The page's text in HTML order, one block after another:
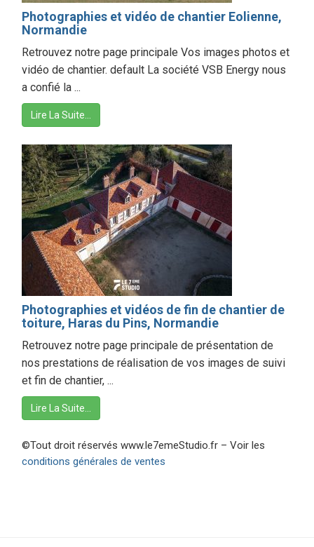
Photographies et vidéo de chantier Eolienne,
Normandie
Retrouvez notre page principale Vos images photos et
vidéo de chantier. default La société VSB Energy nous
a confié la ...
Lire La Suite…
Photographies et vidéos de fin de chantier de
toiture, Haras du Pins, Normandie
Retrouvez notre page principale de présentation de
nos prestations de réalisation de vos images de suivi
et fin de chantier, ...
Lire La Suite…
©Tout droit réservés www.le7emeStudio.fr – Voir les
conditions générales de ventes